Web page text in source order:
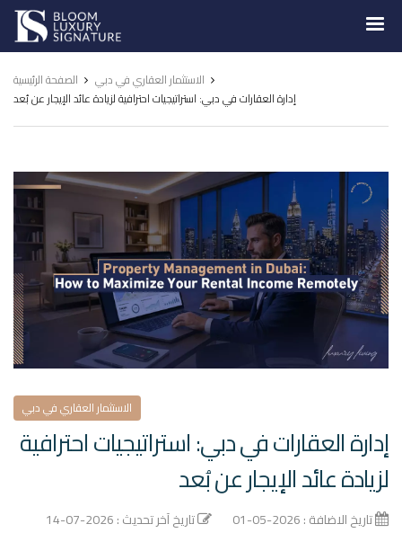
Luxury
Signature
الصفحة الرئيسية
الاستثمار العقاري في دبي
إدارة العقارات في دبي: استراتيجيات احترافية لزيادة عائد الإيجار عن بُعد
الاستثمار العقاري في دبي
إدارة العقارات في دبي: استراتيجيات احترافية
لزيادة عائد الإيجار عن بُعد
تاريخ الاضافة : 2026-05-01
تاريخ آخر تحديث : 2026-07-14